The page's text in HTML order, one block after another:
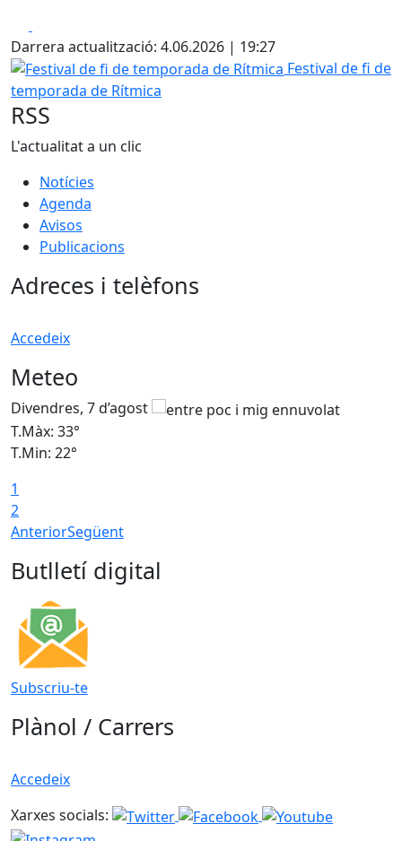
Darrera actualització: 4.06.2026 | 19:27
Festival de fi de temporada de Rítmica
Festival de fi de
temporada de Rítmica
RSS
L'actualitat a un clic
Notícies
Agenda
Avisos
Publicacions
Adreces i telèfons
Accedeix
Meteo
Divendres, 7 d’agost
T.Màx: 33°
T.Min: 22°
1
2
AnteriorSegüent
Butlletí digital
Subscriu-te
Plànol / Carrers
Accedeix
Xarxes socials: